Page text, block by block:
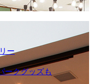
ー
ークグッズも